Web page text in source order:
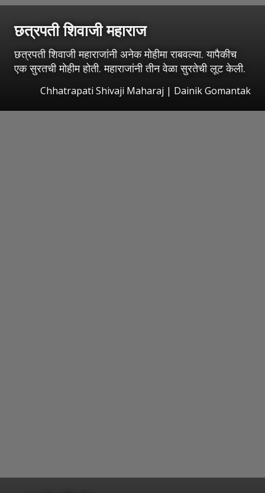
छत्रपती शिवाजी महाराज
छत्रपती शिवाजी महाराजांनी अनेक मोहीमा राबवल्या. यापैकीच
एक सुरतची मोहीम होती. महाराजांनी तीन वेळा सुरतेची लूट केली.
Chhatrapati Shivaji Maharaj | Dainik Gomantak